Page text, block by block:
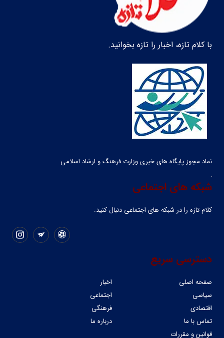
با کلام تازه، اخبار را تازه بخوانید.
نماد مجوز پایگاه های خبری وزارت فرهنگ و ارشاد اسلامی
شبکه های اجتماعی
کلام تازه را در شبکه ‌های اجتماعی دنبال کنید.
دسترسی سریع
صفحه اصلی
اخبار
سیاسی
اجتماعی
اقتصادی
فرهنگی
تماس با ما
درباره ما
قوانین و مقررات